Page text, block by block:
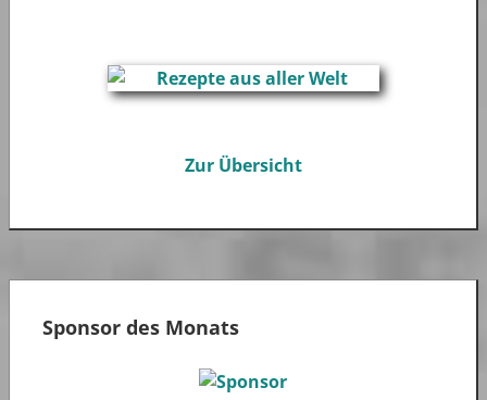
Zur Übersicht
Sponsor des Monats